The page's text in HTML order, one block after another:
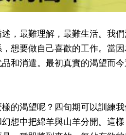
最難理解，最難生活。我
想要做自己喜歡的工作。當
和消遣。最初真實的渴望而
的渴望呢？四旬期可以訓
想中把綿羊與山羊分開。這